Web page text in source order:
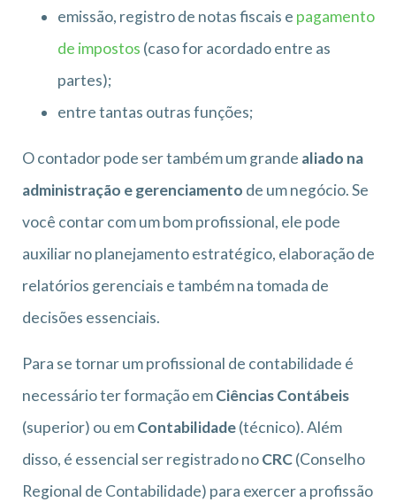
emissão, registro de notas fiscais e pagamento
de impostos (caso for acordado entre as
partes);
entre tantas outras funções;
O contador pode ser também um grande aliado na
administração e gerenciamento de um negócio. Se
você contar com um bom profissional, ele pode
auxiliar no planejamento estratégico, elaboração de
relatórios gerenciais e também na tomada de
decisões essenciais.
Para se tornar um profissional de contabilidade é
necessário ter formação emCiências Contábeis
(superior) ou emContabilidade(técnico). Além
disso, é essencial ser registrado noCRC(Conselho
Regional de Contabilidade) para exercer a profissão